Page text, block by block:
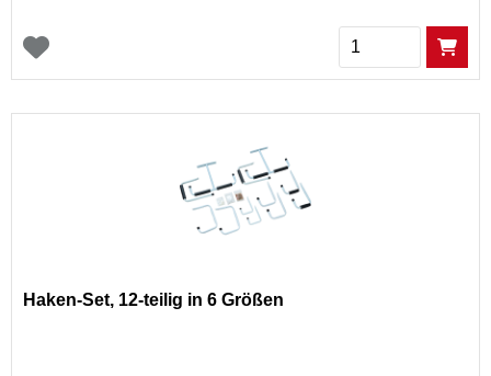
Menge
Haken-Set, 12-teilig in 6 Größen